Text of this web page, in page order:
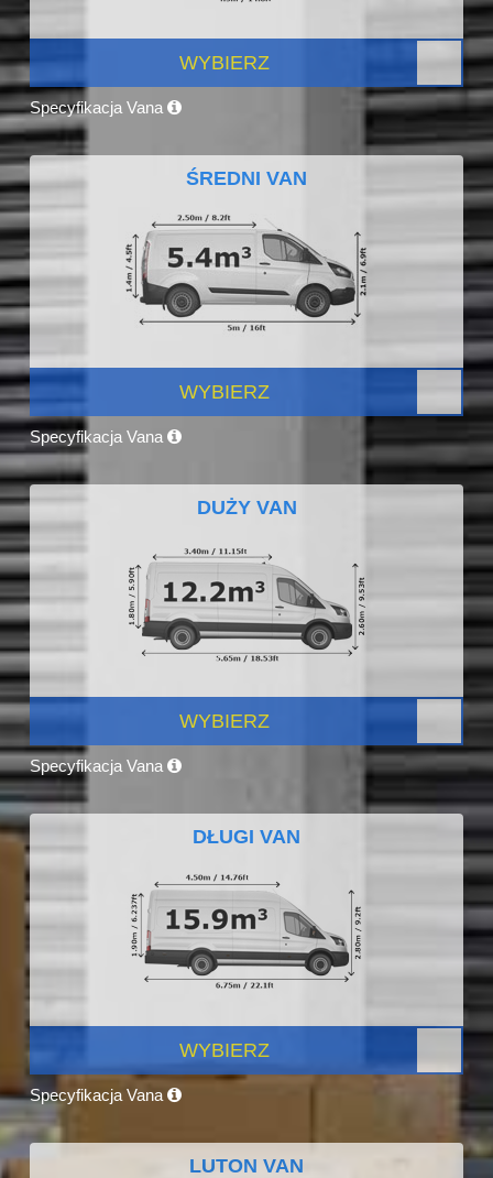
WYBIERZ
Specyfikacja Vana
ŚREDNI VAN
WYBIERZ
Specyfikacja Vana
DUŻY VAN
WYBIERZ
Specyfikacja Vana
DŁUGI VAN
WYBIERZ
Specyfikacja Vana
LUTON VAN